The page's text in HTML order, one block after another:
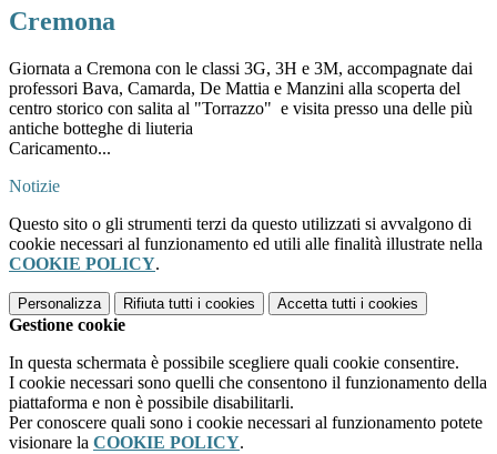
Cremona
Giornata a Cremona con le classi 3G, 3H e 3M, accompagnate dai
professori Bava, Camarda, De Mattia e Manzini alla scoperta del
centro storico con salita al "Torrazzo" e visita presso una delle più
antiche botteghe di liuteria
Caricamento...
Notizie
Questo sito o gli strumenti terzi da questo utilizzati si avvalgono di
cookie necessari al funzionamento ed utili alle finalità illustrate nella
COOKIE POLICY.
Personalizza Rifiuta tutti i cookies Accetta tutti i cookies
Gestione cookie
In questa schermata è possibile scegliere quali cookie consentire.
I cookie necessari sono quelli che consentono il funzionamento della
piattaforma e non è possibile disabilitarli.
Per conoscere quali sono i cookie necessari al funzionamento potete
visionare la COOKIE POLICY.